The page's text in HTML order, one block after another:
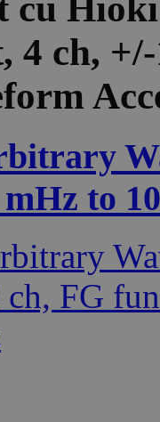
4 ch,
to